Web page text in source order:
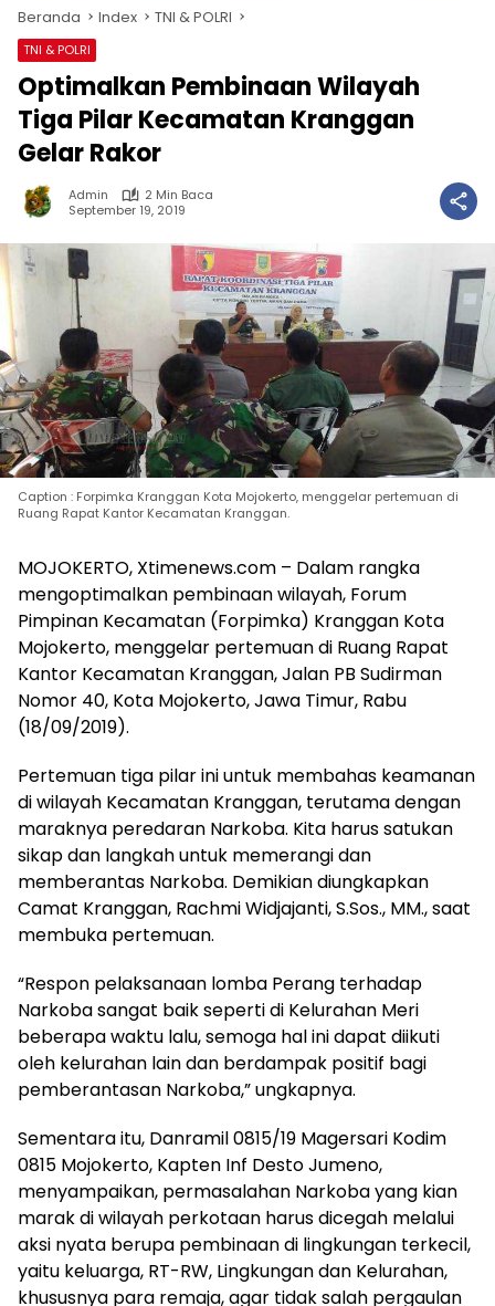
Beranda Index TNI & POLRI
TNI & POLRI
Optimalkan Pembinaan Wilayah
Tiga Pilar Kecamatan Kranggan
Gelar Rakor
Admin
2 Min Baca
September 19, 2019
Caption : Forpimka Kranggan Kota Mojokerto, menggelar pertemuan di
Ruang Rapat Kantor Kecamatan Kranggan.
MOJOKERTO, Xtimenews.com – Dalam rangka
mengoptimalkan pembinaan wilayah, Forum
Pimpinan Kecamatan (Forpimka) Kranggan Kota
Mojokerto, menggelar pertemuan di Ruang Rapat
Kantor Kecamatan Kranggan, Jalan PB Sudirman
Nomor 40, Kota Mojokerto, Jawa Timur, Rabu
(18/09/2019).
Pertemuan tiga pilar ini untuk membahas keamanan
di wilayah Kecamatan Kranggan, terutama dengan
maraknya peredaran Narkoba. Kita harus satukan
sikap dan langkah untuk memerangi dan
memberantas Narkoba. Demikian diungkapkan
Camat Kranggan, Rachmi Widjajanti, S.Sos., MM., saat
membuka pertemuan.
“Respon pelaksanaan lomba Perang terhadap
Narkoba sangat baik seperti di Kelurahan Meri
beberapa waktu lalu, semoga hal ini dapat diikuti
oleh kelurahan lain dan berdampak positif bagi
pemberantasan Narkoba,” ungkapnya.
Sementara itu, Danramil 0815/19 Magersari Kodim
0815 Mojokerto, Kapten Inf Desto Jumeno,
menyampaikan, permasalahan Narkoba yang kian
marak di wilayah perkotaan harus dicegah melalui
aksi nyata berupa pembinaan di lingkungan terkecil,
yaitu keluarga, RT-RW, Lingkungan dan Kelurahan,
khususnya para remaja, agar tidak salah pergaulan